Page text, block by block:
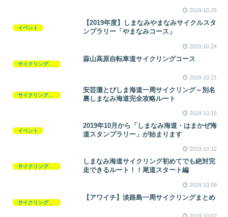
2019.10.25
イベント
【2019年度】しまなみやまなみサイクルスタ
ンプラリー「やまなみコース」
2019.10.24
サイクリングコース
蒜山高原自転車道サイクリングコース
2019.10.21
サイクリングコース
安芸灘とびしま海道一周サイクリング～別名
裏しまなみ海道完全攻略ルート
2019.10.15
イベント
2019年10月から「しまなみ海道・はまかぜ海
道スタンプラリー」が始まります
2019.10.12
サイクリングコース
しまなみ海道サイクリング初めてでも絶対完
走できるルート！！尾道スタート編
2019.10.09
サイクリングコース
【アワイチ】淡路島一周サイクリングまとめ